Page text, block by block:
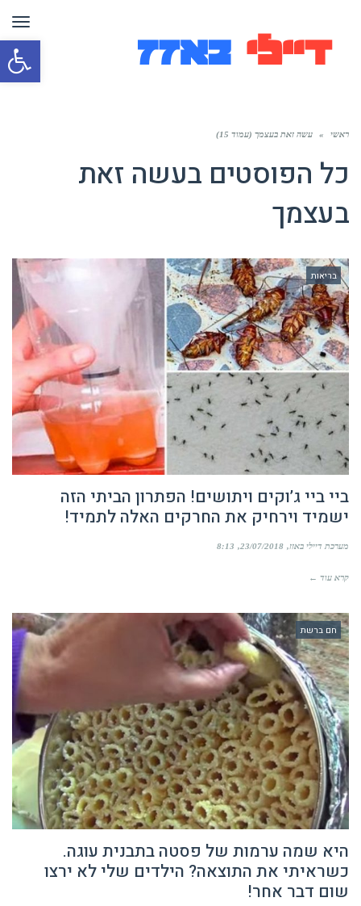
ראשי » עשה זאת בעצמך (עמוד 15)
כל הפוסטים בעשה זאת
בעצמך
בריאות
ביי ביי ג’וקים ויתושים! הפתרון הביתי הזה
ישמיד וירחיק את החרקים האלה לתמיד!
מערכת דיילי באזז 23/07/2018
8:13
קרא עוד ←
חם ברשת
היא שמה ערמות של פסטה בתבנית עוגה.
כשראיתי את התוצאה? הילדים שלי לא ירצו
שום דבר אחר!